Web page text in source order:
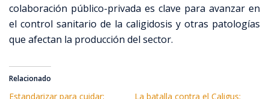
colaboración público-privada es clave para avanzar en
el control sanitario de la caligidosis y otras patologías
que afectan la producción del sector.
Relacionado
Estandarizar para cuidar:
La batalla contra el Caligus: